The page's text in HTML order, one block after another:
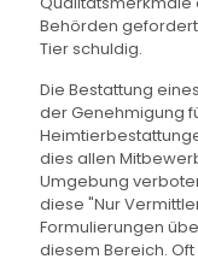
Behörden
Tier schuldig.
Die Bestattung
der Genehmigung
dies allen
Umgebung
diese "Nur
Formulierungen
diesem Bereich. Oft